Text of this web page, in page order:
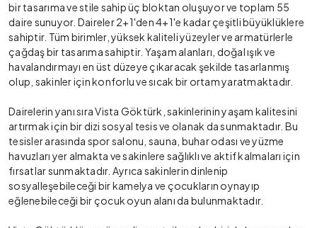
bir tasarıma ve stile sahip üç bloktan oluşuyor ve toplam 55
daire sunuyor. Daireler 2+1'den 4+1'e kadar çeşitli büyüklüklere
sahiptir. Tüm birimler, yüksek kaliteli yüzeyler ve armatürlerle
çağdaş bir tasarıma sahiptir. Yaşam alanları, doğal ışık ve
havalandırmayı en üst düzeye çıkaracak şekilde tasarlanmış
olup, sakinler için konforlu ve sıcak bir ortam yaratmaktadır.
Dairelerin yanı sıra Vista Göktürk, sakinlerinin yaşam kalitesini
artırmak için bir dizi sosyal tesis ve olanak da sunmaktadır. Bu
tesisler arasında spor salonu, sauna, buhar odası ve yüzme
havuzları yer almakta ve sakinlere sağlıklı ve aktif kalmaları için
fırsatlar sunmaktadır. Ayrıca sakinlerin dinlenip
sosyalleşebileceği bir kamelya ve çocukların oynayıp
eğlenebileceği bir çocuk oyun alanı da bulunmaktadır.